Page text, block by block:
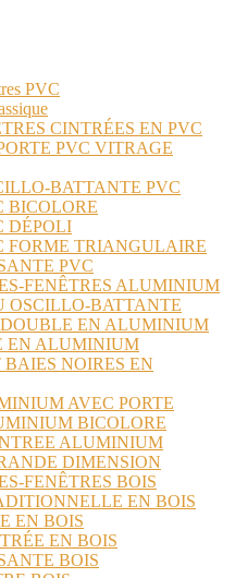
PVC
CINTRÉES EN PVC
PVC VITRAGE
BATTANTE PVC
BICOLORE
DÉPOLI
FORME TRIANGULAIRE
PVC
FENÊTRES ALUMINIUM
OSCILLO-BATTANTE
EN ALUMINIUM
EN ALUMINIUM
BAIES NOIRES EN
AVEC PORTE
BICOLORE
ALUMINIUM
DIMENSION
FENÊTRES BOIS
EN BOIS
EN BOIS
EN BOIS
BOIS